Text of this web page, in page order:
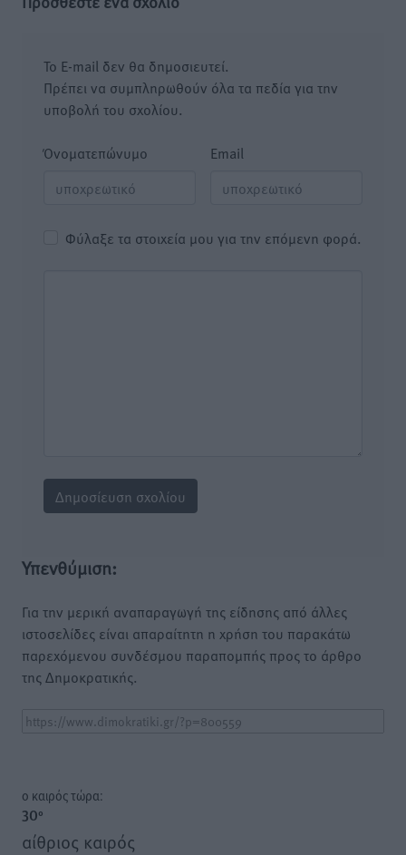
Το E-mail δεν θα δημοσιευτεί.
Πρέπει να συμπληρωθούν όλα τα πεδία για την
υποβολή του σχολίου.
Όνοματεπώνυμο Email
Φύλαξε τα στοιχεία μου για την επόμενη φορά.
Υπενθύμιση:
Για την μερική αναπαραγωγή της είδησης από άλλες
ιστοσελίδες είναι απαραίτητη η χρήση του παρακάτω
παρεχόμενου συνδέσμου παραπομπής προς το άρθρο
της Δημοκρατικής.
o καιρός τώρα:
30°
αίθριος καιρός